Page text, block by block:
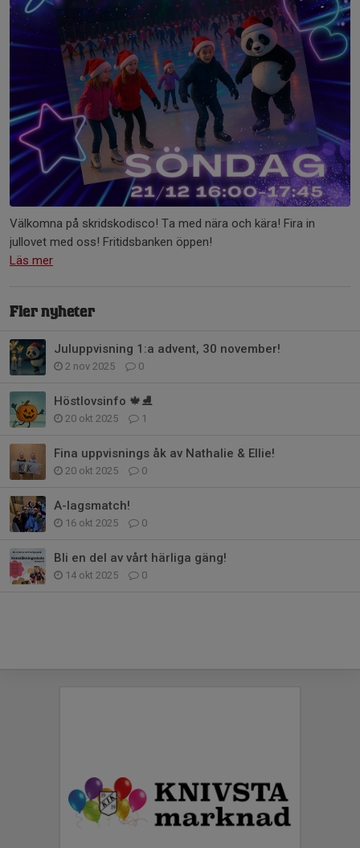
Välkomna på skridskodisco! Ta med nära och kära! Fira in
jullovet med oss! Fritidsbanken öppen!
Läs mer
Fler nyheter
Juluppvisning 1:a advent, 30 november!
2 nov 2025 0
Höstlovsinfo 🍁⛸️
20 okt 2025 1
Fina uppvisnings åk av Nathalie & Ellie!
20 okt 2025 0
A-lagsmatch!
16 okt 2025 0
Bli en del av vårt härliga gäng!
14 okt 2025 0